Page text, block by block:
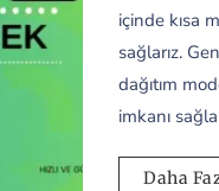
içinde kısa
sağlarız.
dağıtım
imkanı
Daha